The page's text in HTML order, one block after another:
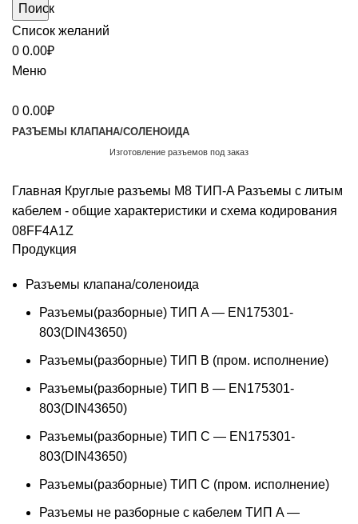
Поиск
Список желаний
0 0.00₽
Меню
0 0.00₽
РАЗЪЕМЫ КЛАПАНА/СОЛЕНОИДА
Изготовление разъемов под заказ
Главная Круглые разъемы M8 ТИП-A Разъемы с литым
кабелем - общие характеристики и схема кодирования
08FF4A1Z
Продукция
Разъемы клапана/соленоида
Разъемы(разборные) ТИП A — EN175301-
803(DIN43650)
Разъемы(разборные) ТИП В (пром. исполнение)
Разъемы(разборные) ТИП B — EN175301-
803(DIN43650)
Разъемы(разборные) ТИП C — EN175301-
803(DIN43650)
Разъемы(разборные) ТИП С (пром. исполнение)
Разъемы не разборные с кабелем ТИП A —